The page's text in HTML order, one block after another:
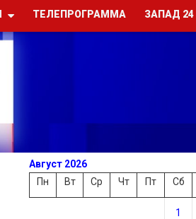
ТЕЛЕПРОГРАММА ЗАПАД 24
Август 2026
Пн
Вт Ср Чт Пт Сб
1